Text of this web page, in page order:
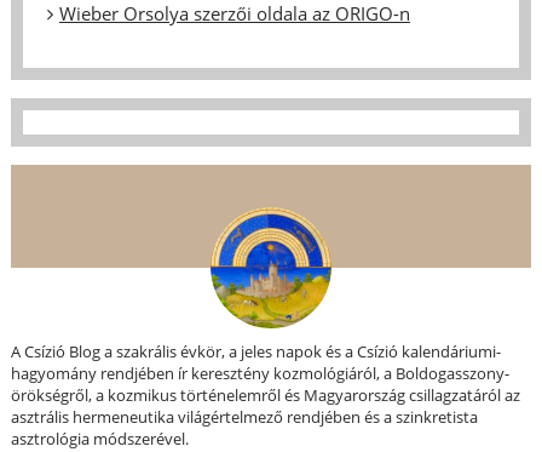
Wieber Orsolya szerzői oldala az ORIGO-n
A Csízió Blog a szakrális évkör, a jeles napok és a Csízió kalendáriumi-
hagyomány rendjében ír keresztény kozmológiáról, a Boldogasszony-
örökségről, a kozmikus történelemről és Magyarország csillagzatáról az
asztrális hermeneutika világértelmező rendjében és a szinkretista
asztrológia módszerével.